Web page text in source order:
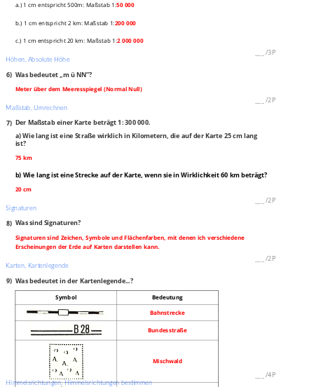
a.) 1 cm entspricht 500m: Maßstab 1:50 000
b.) 1 cm entspricht 2 km: Maßstab 1:200 000
c.) 1 cm entspricht 20 km: Maßstab 1:2 000 000
/3P
Höhen, Absolute Höhe
6) Was bedeutet „m ü NN“?
Meter über dem Meeresspiegel (Normal Null)
/2P
Maßstab, Umrechnen
7) Der Maßstab einer Karte beträgt 1: 300 000.
a) Wie lang ist eine Straße wirklich in Kilometern, die auf der Karte 25 cm lang
ist?
75 km
b) Wie lang ist eine Strecke auf der Karte, wenn sie in Wirklichkeit 60 km beträgt?
20 cm
/2P
Signaturen
8) Was sind Signaturen?
Signaturen sind Zeichen, Symbole und Flächenfarben, mit denen ich verschiedene
Erscheinungen der Erde auf Karten darstellen kann.
/2P
Karten, Kartenlegende
9) Was bedeutet in der Kartenlegende...?
Symbol
Bedeutung
Bahnstrecke
Bundesstraße
Mischwald
/4P
Himmelsrichtungen, Himmelsrichtungen bestimmen